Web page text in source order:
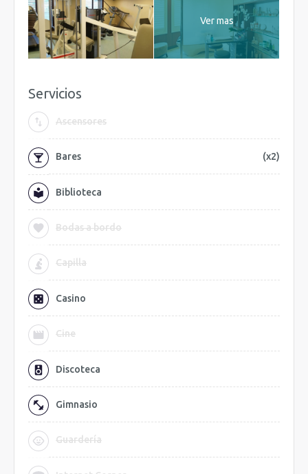
Ver mas
Servicios
Ascensores
Bares (x2)
Biblioteca
Bodas a bordo
Capilla
Casino
Cine
Discoteca
Gimnasio
Guardería